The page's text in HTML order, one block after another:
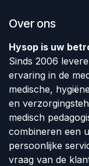
Over ons
Hysop is uw
Sinds 2006
ervaring in de
medische,
en
medisch
combineren een
persoonlijke
vraag van de